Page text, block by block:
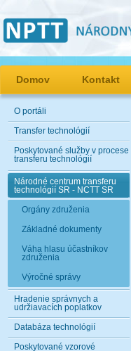
Domov Kontakt
O portáli
Transfer technológií
Poskytované služby v procese
transferu technológií
Národné centrum transferu
technológií SR - NCTT SR
Orgány združenia
Základné dokumenty
Váha hlasu účastníkov
združenia
Výročné správy
Hradenie správnych a
udržiavacích poplatkov
Databáza technológií
Poskytované vzorové